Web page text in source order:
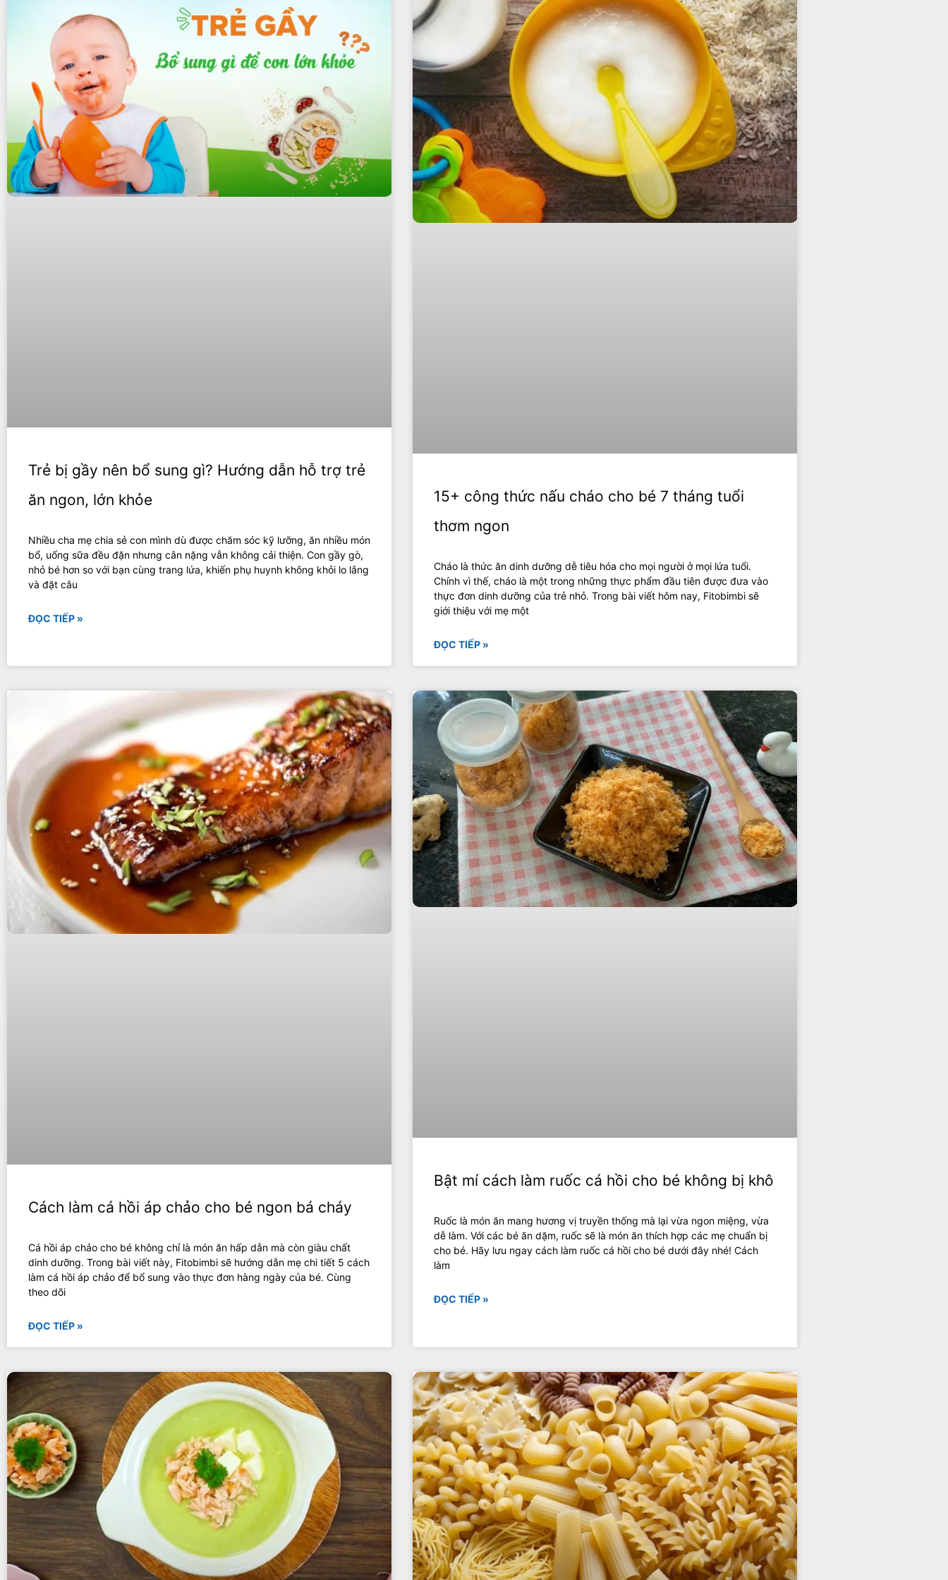
Trẻ bị gầy nên bổ sung gì? Hướng dẫn hỗ trợ trẻ
ăn ngon, lớn khỏe
Nhiều cha mẹ chia sẻ con mình dù được chăm sóc kỹ lưỡng, ăn nhiều món
bổ, uống sữa đều đặn nhưng cân nặng vẫn không cải thiện. Con gầy gò,
nhỏ bé hơn so với bạn cùng trang lứa, khiến phụ huynh không khỏi lo lắng
và đặt câu
ĐỌC TIẾP »
15+ công thức nấu cháo cho bé 7 tháng tuổi
thơm ngon
Cháo là thức ăn dinh dưỡng dễ tiêu hóa cho mọi người ở mọi lứa tuổi.
Chính vì thế, cháo là một trong những thực phẩm đầu tiên được đưa vào
thực đơn dinh dưỡng của trẻ nhỏ. Trong bài viết hôm nay, Fitobimbi sẽ
giới thiệu với mẹ một
ĐỌC TIẾP »
Cách làm cá hồi áp chảo cho bé ngon bá cháy
Cá hồi áp chảo cho bé không chỉ là món ăn hấp dẫn mà còn giàu chất
dinh dưỡng. Trong bài viết này, Fitobimbi sẽ hướng dẫn mẹ chi tiết 5 cách
làm cá hồi áp chảo để bổ sung vào thực đơn hàng ngày của bé. Cùng
theo dõi
ĐỌC TIẾP »
Bật mí cách làm ruốc cá hồi cho bé không bị khô
Ruốc là món ăn mang hương vị truyền thống mà lại vừa ngon miệng, vừa
dễ làm. Với các bé ăn dặm, ruốc sẽ là món ăn thích hợp các mẹ chuẩn bị
cho bé. Hãy lưu ngay cách làm ruốc cá hồi cho bé dưới đây nhé! Cách
làm
ĐỌC TIẾP »